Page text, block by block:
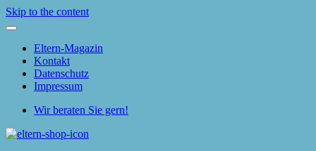
Skip to the content
Eltern-Magazin
Kontakt
Datenschutz
Impressum
Wir beraten Sie gern!